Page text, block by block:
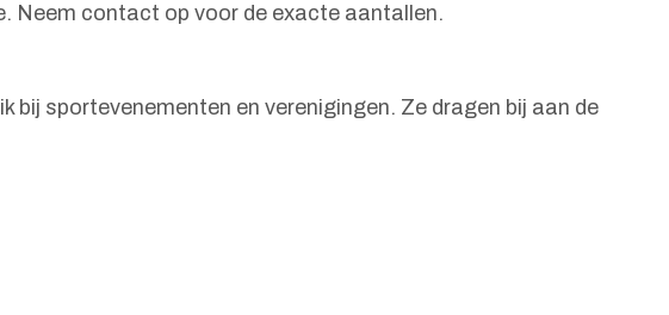
Neem contact op voor de exacte aantallen.
sportevenementen en verenigingen. Ze dragen bij aan de